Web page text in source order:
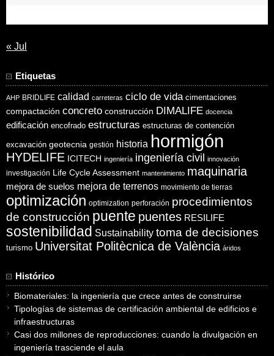
« Jul
Etiquetas
AHP BRIDLIFE calidad carreteras ciclo de vida cimentaciones
compactación concreto construcción DIMALIFE docencia
edificación encofrado estructuras estructuras de contención
excavación geotecnia gestión historia hormigón
HYDELIFE ICITECH ingeniería ingeniería civil innovación
investigación Life Cycle Assessment mantenimiento maquinaria
mejora de suelos mejora de terrenos movimiento de tierras
optimización optimization perforación procedimientos
de construcción puente puentes RESILIFE
sostenibilidad Sustainability toma de decisiones
turismo Universitat Politècnica de València áridos
Histórico
Biomateriales: la ingeniería que crece antes de construirse
Tipologías de sistemas de certificación ambiental de edificios e
infraestructuras
Casi dos millones de reproducciones: cuando la divulgación en
ingeniería trasciende el aula